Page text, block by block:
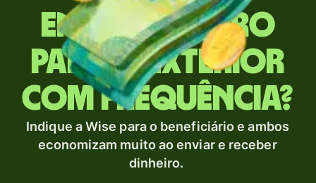
Envia dinheiro
para o exterior
com frequência?
Indique a Wise para o beneficiário e ambos
economizam muito ao enviar e receber
dinheiro.